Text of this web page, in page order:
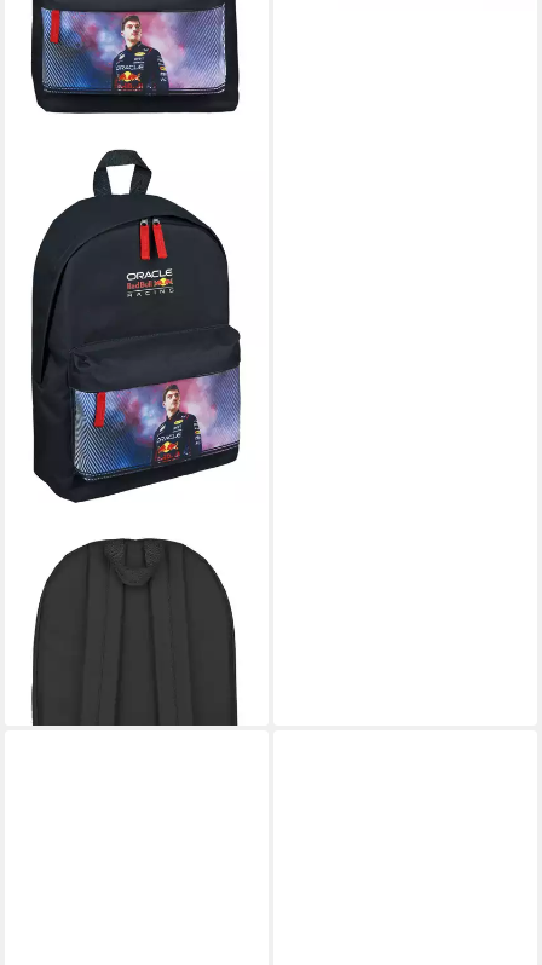
Rucksack Max Verstappen
Design für Sport, Arbeit &
Reisen
ab 23,95 €
leider ausverkauft